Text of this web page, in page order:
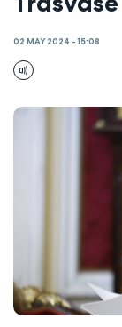
02 MAY 2024 - 15:08